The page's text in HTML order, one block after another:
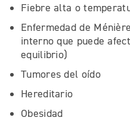
Fiebre alta o
Enfermedad de
interno que puede
equilibrio)
Tumores del oído
Hereditario
Obesidad